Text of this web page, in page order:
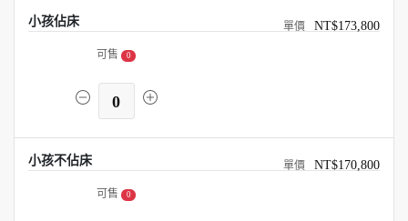
小孩佔床 NT$173,800
可售 0
0
小孩不佔床 NT$170,800
可售 0